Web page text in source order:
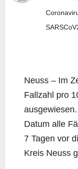
Neuss – Im
Fall­zahl pro
Datum alle
7 Tagen vor
Kreis Neuss